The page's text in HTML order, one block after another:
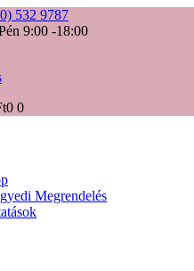
532 9787
9:00 -18:00
0
Megrendelés